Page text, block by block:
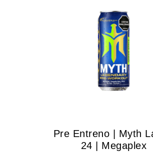
Pre Entreno | Myth
24 | Megaplex